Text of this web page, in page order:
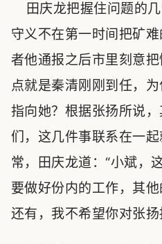
田庆龙把握住问题的
守义不在第一时间把矿
者他通报之后市里刻意
点就是秦清刚刚到任，
指向她？根据张扬所说
们，这几件事联系在一
常，田庆龙道：“小斌，
要做好份内的工作，其他
还有，我不希望你对张